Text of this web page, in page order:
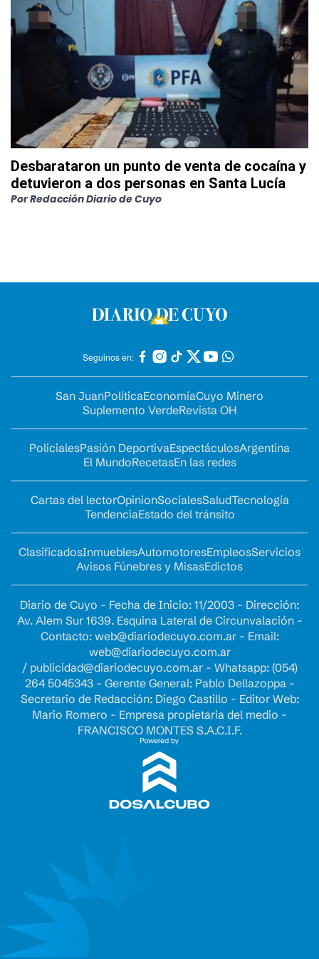
Desbarataron un punto de venta de cocaína y
detuvieron a dos personas en Santa Lucía
PorRedacción Diario de Cuyo
Seguinos en:
San JuanPolíticaEconomíaCuyo Minero
Suplemento VerdeRevista OH
PolicialesPasión DeportivaEspectáculosArgentina
El MundoRecetasEn las redes
Cartas del lectorOpinionSocialesSaludTecnología
TendenciaEstado del tránsito
ClasificadosInmueblesAutomotoresEmpleosServicios
Avisos Fúnebres y MisasEdictos
Diario de Cuyo - Fecha de Inicio: 11/2003 - Dirección:
Av. Alem Sur 1639. Esquina Lateral de Circunvalación -
Contacto: web@diariodecuyo.com.ar- Email:
web@diariodecuyo.com.ar
/ publicidad@diariodecuyo.com.ar- Whatsapp: (054)
264 5045343 - Gerente General: Pablo Dellazoppa -
Secretario de Redacción: Diego Castillo - Editor Web:
Mario Romero - Empresa propietaria del medio -
FRANCISCO MONTES S.A.C.I.F.